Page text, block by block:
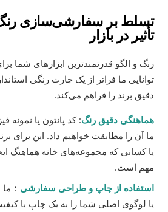
تسلط بر سفارشی‌سازی
تأثیر در بازار
رنگ و الگو قدرتمندترین ابزارهای شما
توانایی ما فراتر از یک چارت رنگی
دقیق برند را فراهم می‌کند.
هماهنگی دقیق رنگ: کد پانتون یا نمونه
ما آن را مطابقت خواهیم داد. این برای
یا کسانی که مجموعه‌های خانه هماهنگ
مهم است.
استفاده از چاپ و طراحی سفارشی ：
یا لوگوی اصلی شما را به یک چاپ با